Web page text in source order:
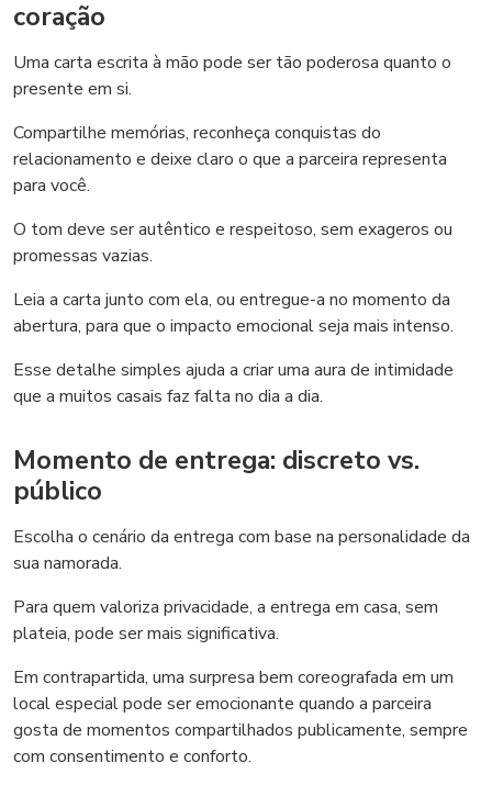
coração
Uma carta escrita à mão pode ser tão poderosa quanto o
presente em si.
Compartilhe memórias, reconheça conquistas do
relacionamento e deixe claro o que a parceira representa
para você.
O tom deve ser autêntico e respeitoso, sem exageros ou
promessas vazias.
Leia a carta junto com ela, ou entregue-a no momento da
abertura, para que o impacto emocional seja mais intenso.
Esse detalhe simples ajuda a criar uma aura de intimidade
que a muitos casais faz falta no dia a dia.
Momento de entrega: discreto vs.
público
Escolha o cenário da entrega com base na personalidade da
sua namorada.
Para quem valoriza privacidade, a entrega em casa, sem
plateia, pode ser mais significativa.
Em contrapartida, uma surpresa bem coreografada em um
local especial pode ser emocionante quando a parceira
gosta de momentos compartilhados publicamente, sempre
com consentimento e conforto.